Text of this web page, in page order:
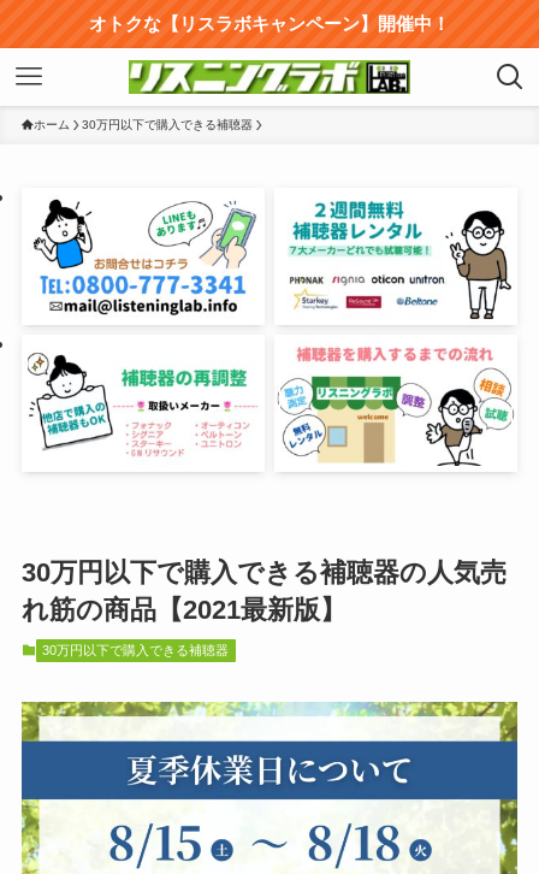
オトクな【リスラボキャンペーン】開催中！
ホーム 30万円以下で購入できる補聴器
30万円以下で購入できる補聴器の人気売
れ筋の商品【2021最新版】
30万円以下で購入できる補聴器